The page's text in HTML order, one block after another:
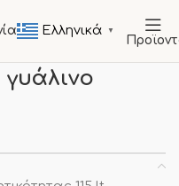
Ελληνικά ▼